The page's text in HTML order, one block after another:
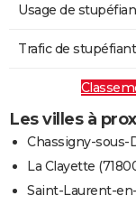
Usage de
Trafic de
Les villes à
Chassigny-sous-
La Clayette
Saint-Laurent-